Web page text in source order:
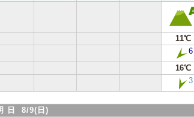
11℃
6
16℃
3
日 8/9(日)